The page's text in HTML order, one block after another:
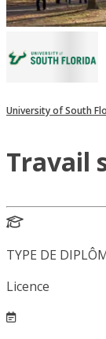
University of South
Travail
TYPE DE
Licence